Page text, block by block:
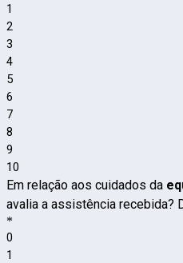
1
2
3
4
5
6
7
8
9
10
Em relação aos cuidados da
avalia a assistência recebida?
*
0
1